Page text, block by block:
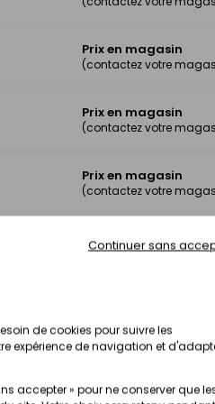
de cookies pour suivre les
expérience de navigation et
accepter » pour ne conserver que
Continuer sans
Prix en magasin
(contactez votre
Prix en magasin
(contactez votre
Prix en magasin
(contactez votre
Prix en magasin
(contactez votre